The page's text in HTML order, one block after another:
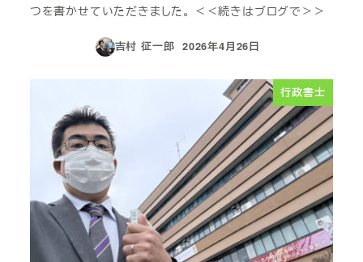
つを書かせていただきました。 ＜＜続きはブログで＞＞
吉村 征一郎
投稿日
2026年4月26日
行政書士